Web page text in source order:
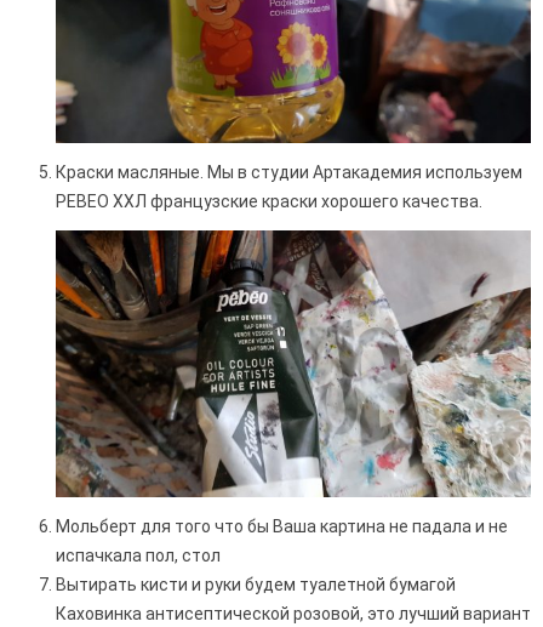
Краски масляные. Мы в студии Артакадемия используем
РЕВЕО ХХЛ французские краски хорошего качества.
Мольберт для того что бы Ваша картина не падала и не
испачкала пол, стол
Вытирать кисти и руки будем туалетной бумагой
Каховинка антисептической розовой, это лучший вариант